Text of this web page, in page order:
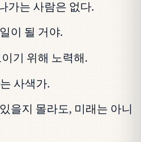
가는 사람은 없다.
이 될 거야.
기 위해 노력해.
사색가.
을지 몰라도, 미래는 아니